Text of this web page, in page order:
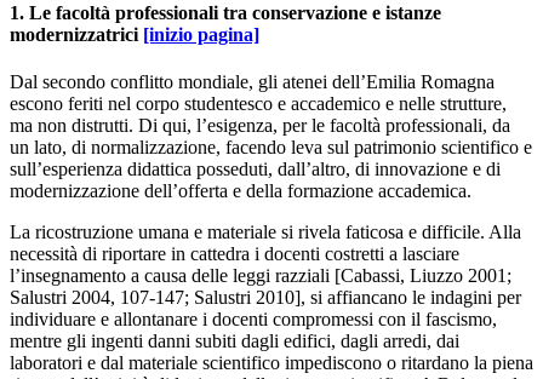
1. Le facoltà professionali tra conservazione e istanze
modernizzatrici [inizio pagina]
Dal secondo conflitto mondiale, gli atenei dell’Emilia Romagna
escono feriti nel corpo studentesco e accademico e nelle strutture,
ma non distrutti. Di qui, l’esigenza, per le facoltà professionali, da
un lato, di normalizzazione, facendo leva sul patrimonio scientifico e
sull’esperienza didattica posseduti, dall’altro, di innovazione e di
modernizzazione dell’offerta e della formazione accademica.
La ricostruzione umana e materiale si rivela faticosa e difficile. Alla
necessità di riportare in cattedra i docenti costretti a lasciare
l’insegnamento a causa delle leggi razziali [Cabassi, Liuzzo 2001;
Salustri 2004, 107-147; Salustri 2010], si affiancano le indagini per
individuare e allontanare i docenti compromessi con il fascismo,
mentre gli ingenti danni subiti dagli edifici, dagli arredi, dai
laboratori e dal materiale scientifico impediscono o ritardano la piena